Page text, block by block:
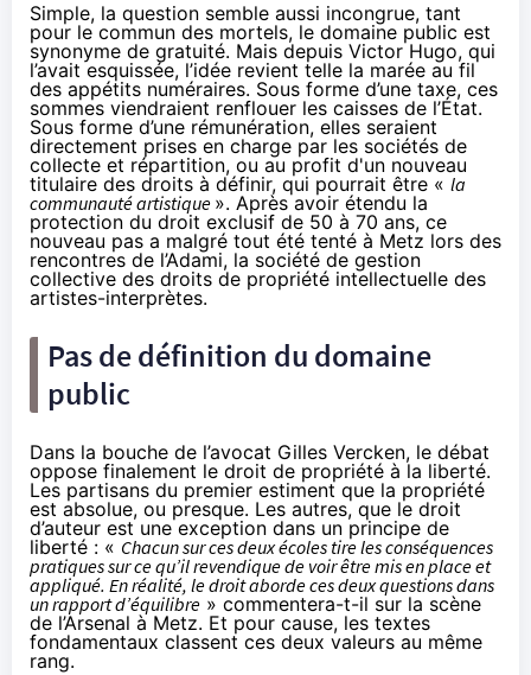
Simple, la question semble aussi incongrue, tant
pour le commun des mortels, le domaine public est
synonyme de gratuité. Mais depuis Victor Hugo, qui
l’avait esquissée, l’idée revient telle la marée au fil
des appétits numéraires. Sous forme d’une taxe, ces
sommes viendraient renflouer les caisses de l’État.
Sous forme d’une rémunération, elles seraient
directement prises en charge par les sociétés de
collecte et répartition, ou au profit d'un nouveau
titulaire des droits à définir, qui pourrait être « la
communauté artistique ». Après avoir étendu la
protection du droit exclusif de 50 à 70 ans, ce
nouveau pas a malgré tout été tenté à Metz lors des
rencontres de l’Adami, la société de gestion
collective des droits de propriété intellectuelle des
artistes-interprètes.
Pas de définition du domaine
public
Dans la bouche de l’avocat Gilles Vercken, le débat
oppose finalement le droit de propriété à la liberté.
Les partisans du premier estiment que la propriété
est absolue, ou presque. Les autres, que le droit
d’auteur est une exception dans un principe de
liberté : « Chacun sur ces deux écoles tire les conséquences
pratiques sur ce qu’il revendique de voir être mis en place et
appliqué. En réalité, le droit aborde ces deux questions dans
un rapport d’équilibre » commentera-t-il sur la scène
de l’Arsenal à Metz. Et pour cause, les textes
fondamentaux classent ces deux valeurs au même
rang.